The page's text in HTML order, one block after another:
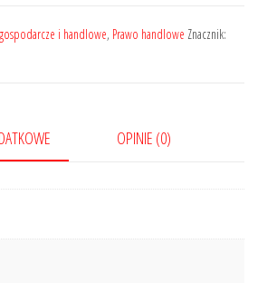
i handlowe, Prawo handlowe Znacznik:
OPINIE (0)